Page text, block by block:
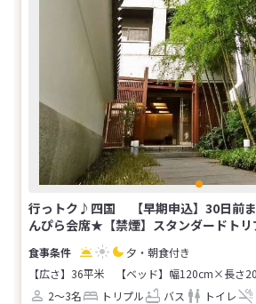
行っトク♪四国 【早期申込】30日前
んぴら会席★【禁煙】スタンダードト
夕・朝食付き
【広さ】36平米
【ベッド】幅120cm×長さ
2～3名
トリプル バス トイレ